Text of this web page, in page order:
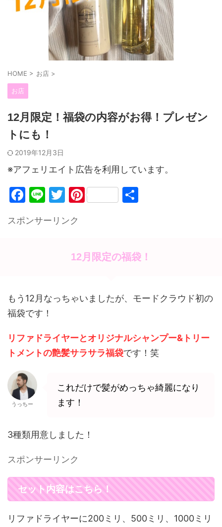
HOME > お店 >
お店
12月限定！福袋の内容がお得！プレゼン
トにも！
2019年12月3日
※アフェリエイト広告を利用しています。
F
c
o
k
Li
e
T
itt
Pi
st
スポンサーリンク
12月限定の福袋！
もう12月なっちゃいましたが、モードクラウド初の
福袋です！
リファドライヤーとオリジナルシャンプー&トリー
トメントの艶髪サラサラ福袋です！笑
うっちー
これだけで髪がめっちゃ綺麗になり
ます！
3種類用意しました！
スポンサーリンク
セット内容はこちら！
リファドライヤーに200ミリ、500ミリ、1000ミリ